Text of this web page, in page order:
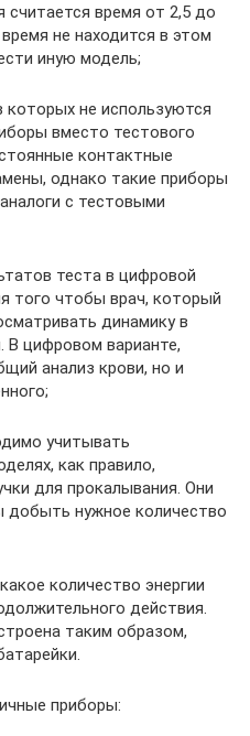
время от 2,5 до
не находится в этом
иную модель;
не используются
вместо тестового
контактные
однако такие приборы
с тестовыми
теста в цифровой
того чтобы врач, который
динамику в
В цифровом варианте,
анализ крови, но и
учитывать
как правило,
для прокалывания. Они
нужное количество
количество энергии
действия.
таким образом,
приборы: